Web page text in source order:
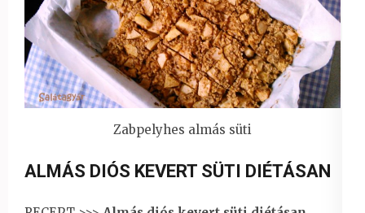
Zabpelyhes almás süti
ALMÁS DIÓS KEVERT SÜTI DIÉTÁSAN